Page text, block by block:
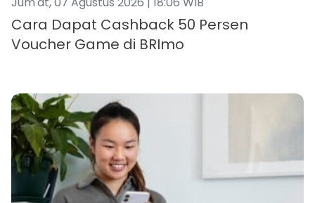
Cara Dapat Cashback 50 Persen
Voucher Game di BRImo